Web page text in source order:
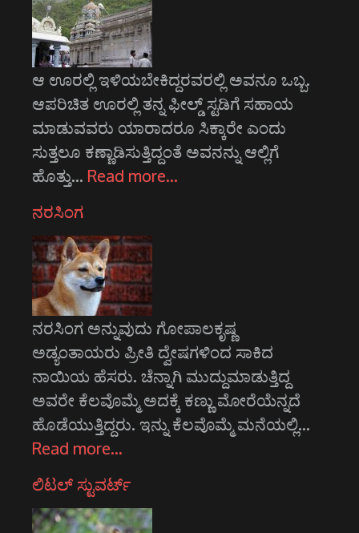
ಆ ಊರಲ್ಲಿ ಇಳಿಯಬೇಕಿದ್ದರವರಲ್ಲಿ ಅವನೂ ಒಬ್ಬ.
ಆಪರಿಚಿತ ಊರಲ್ಲಿ ತನ್ನ ಫೀಲ್ಡ್ ಸ್ಟಡಿಗೆ ಸಹಾಯ
ಮಾಡುವವರು ಯಾರಾದರೂ ಸಿಕ್ಕಾರೇ ಎಂದು
ಸುತ್ತಲೂ ಕಣ್ಣಾಡಿಸುತ್ತಿದ್ದಂತೆ ಅವನನ್ನು ಆಲ್ಲಿಗೆ
ಹೊತ್ತು… Read more…
ನರಸಿಂಗ
ನರಸಿಂಗ ಅನ್ನುವುದು ಗೋಪಾಲಕೃಷ್ಣ
ಅಡ್ಯಂತಾಯರು ಪ್ರೀತಿ ದ್ವೇಷಗಳಿಂದ ಸಾಕಿದ
ನಾಯಿಯ ಹೆಸರು. ಚೆನ್ನಾಗಿ ಮುದ್ದುಮಾಡುತ್ತಿದ್ದ
ಅವರೇ ಕೆಲವೊಮ್ಮೆ ಅದಕ್ಕೆ ಕಣ್ಣು ಮೋರೆಯೆನ್ನದೆ
ಹೊಡೆಯುತ್ತಿದ್ದರು. ಇನ್ನು ಕೆಲವೊಮ್ಮೆ ಮನೆಯಲ್ಲಿ…
Read more…
ಲಿಟಲ್ ಸ್ಟುವರ್ಟ್